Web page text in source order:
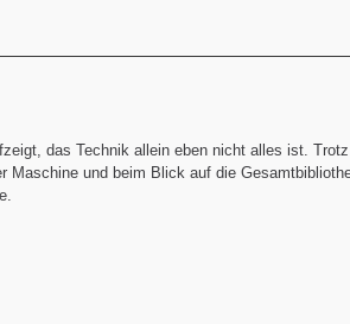
das Technik allein eben nicht alles ist.
Maschine und beim Blick auf die